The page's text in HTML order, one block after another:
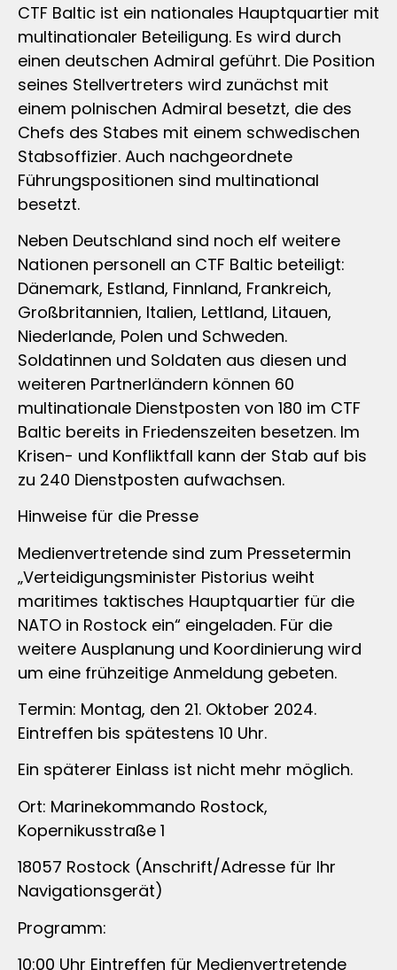
CTF Baltic ist ein nationales Hauptquartier mit
multinationaler Beteiligung. Es wird durch
einen deutschen Admiral geführt. Die Position
seines Stellvertreters wird zunächst mit
einem polnischen Admiral besetzt, die des
Chefs des Stabes mit einem schwedischen
Stabsoffizier. Auch nachgeordnete
Führungspositionen sind multinational
besetzt.
Neben Deutschland sind noch elf weitere
Nationen personell an CTF Baltic beteiligt:
Dänemark, Estland, Finnland, Frankreich,
Großbritannien, Italien, Lettland, Litauen,
Niederlande, Polen und Schweden.
Soldatinnen und Soldaten aus diesen und
weiteren Partnerländern können 60
multinationale Dienstposten von 180 im CTF
Baltic bereits in Friedenszeiten besetzen. Im
Krisen- und Konfliktfall kann der Stab auf bis
zu 240 Dienstposten aufwachsen.
Hinweise für die Presse
Medienvertretende sind zum Pressetermin
„Verteidigungsminister Pistorius weiht
maritimes taktisches Hauptquartier für die
NATO in Rostock ein“ eingeladen. Für die
weitere Ausplanung und Koordinierung wird
um eine frühzeitige Anmeldung gebeten.
Termin: Montag, den 21. Oktober 2024.
Eintreffen bis spätestens 10 Uhr.
Ein späterer Einlass ist nicht mehr möglich.
Ort: Marinekommando Rostock,
Kopernikusstraße 1
18057 Rostock (Anschrift/Adresse für Ihr
Navigationsgerät)
Programm:
10:00 Uhr Eintreffen für Medienvertretende